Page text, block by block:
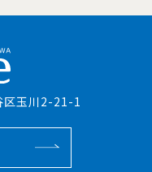
区玉川2-21-1